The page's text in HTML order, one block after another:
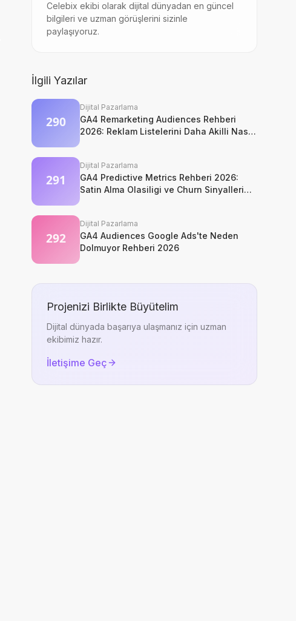
Celebix ekibi olarak dijital dünyadan en güncel
bilgileri ve uzman görüşlerini sizinle
paylaşıyoruz.
İlgili Yazılar
Dijital Pazarlama
GA4 Remarketing Audiences Rehberi
2026: Reklam Listelerini Daha Akilli Nasil
Kurarsiniz?
Dijital Pazarlama
GA4 Predictive Metrics Rehberi 2026:
Satin Alma Olasiligi ve Churn Sinyalleri
Nasil Okunur?
Dijital Pazarlama
GA4 Audiences Google Ads'te Neden
Dolmuyor Rehberi 2026
Projenizi Birlikte Büyütelim
Dijital dünyada başarıya ulaşmanız için uzman
ekibimiz hazır.
İletişime Geç